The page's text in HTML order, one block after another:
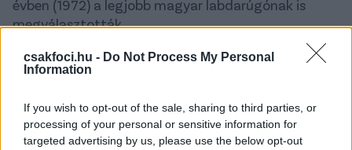
csakfoci.hu - Do Not Process My Personal
Information
If you wish to opt-out of the sale, sharing to third parties, or
processing of your personal or sensitive information for
targeted advertising by us, please use the below opt-out
évben (1972) a legjobb magyar labdarúgónak is
megválasztották.